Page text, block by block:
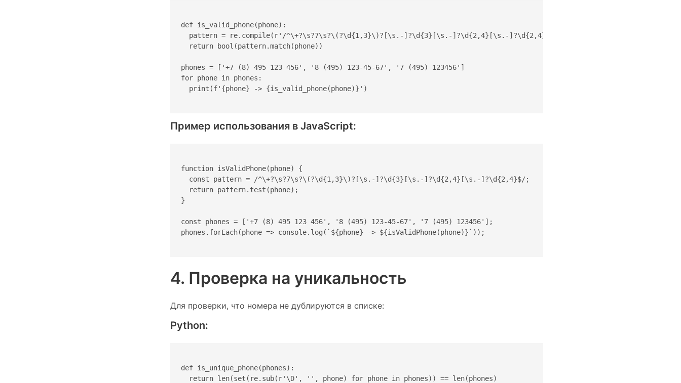
def is_valid_phone(phone):
  pattern = re.compile(r'/^\+?\s?7\s?\(?\d{1,3}\)?[\s.-]?\d{3}[\s.-]?\d{2,4}[\s.-]?\d{2,4}$/')
  return bool(pattern.match(phone))
phones = ['+7 (8) 495 123 456', '8 (495) 123-45-67', '7 (495) 123456']
for phone in phones:
  print(f'{phone} -> {is_valid_phone(phone)}')
Пример использования в JavaScript:
function isValidPhone(phone) {
  const pattern = /^\+?\s?7\s?\(?\d{1,3}\)?[\s.-]?\d{3}[\s.-]?\d{2,4}[\s.-]?\d{2,4}$/;
  return pattern.test(phone);
}
const phones = ['+7 (8) 495 123 456', '8 (495) 123-45-67', '7 (495) 123456'];
phones.forEach(phone => console.log(`${phone} -> ${isValidPhone(phone)}`));
4. Проверка на уникальность
Для проверки, что номера не дублируются в списке:
Python:
def is_unique_phone(phones):
  return len(set(re.sub(r'\D', '', phone) for phone in phones)) == len(phones)